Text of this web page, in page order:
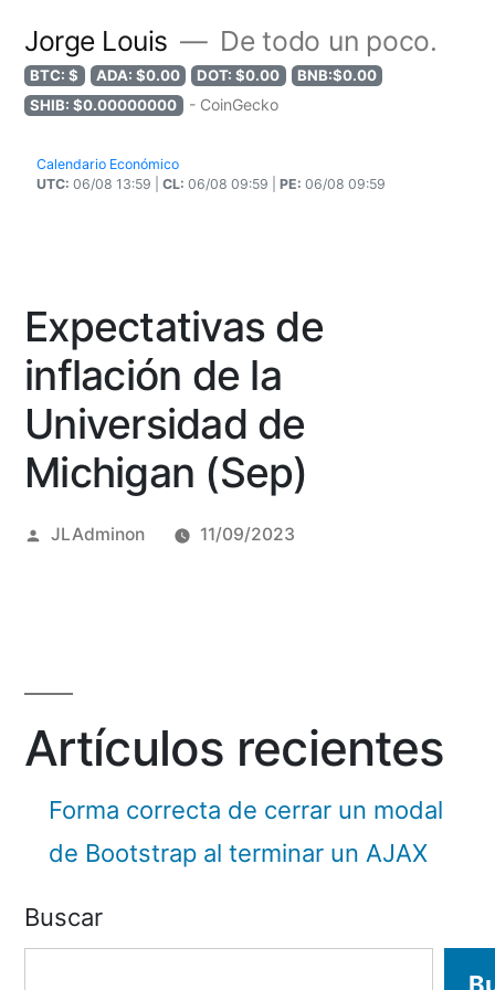
Jorge Louis De todo un poco.
BTC: $ ADA: $0.00 DOT: $0.00
BNB:$0.00
SHIB: $0.00000000
- CoinGecko
Calendario Económico
UTC: 06/08 13:59 | CL: 06/08 09:59 | PE: 06/08 09:59
Expectativas de
inflación de la
Universidad de
Michigan (Sep)
Posted
JLAdminon 11/09/2023
Artículos recientes
Forma correcta de cerrar un modal
de Bootstrap al terminar un AJAX
Buscar